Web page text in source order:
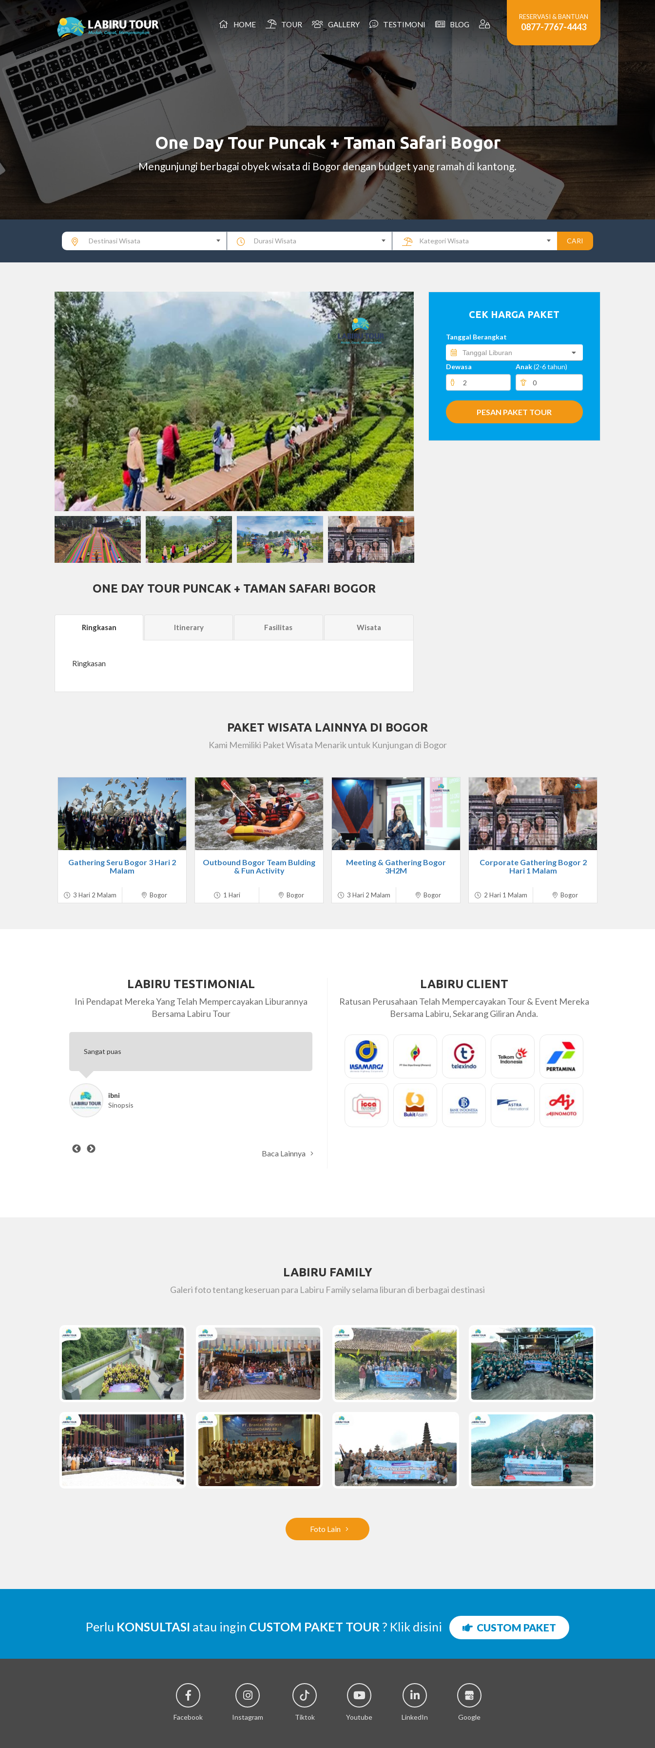
HOME TOUR GALLERY TESTIMONI BLOG
RESERVASI & BANTUAN
0877-7767-4443
One Day Tour Puncak + Taman Safari Bogor
Mengunjungi berbagai obyek wisata di Bogor dengan budget yang ramah di kantong.
Destinasi Wisata Durasi Wisata Kategori Wisata CARI
ONE DAY TOUR PUNCAK + TAMAN SAFARI BOGOR
Ringkasan Itinerary Fasilitas Wisata
Ringkasan
CEK HARGA PAKET
Tanggal Berangkat
Dewasa Anak(2-6 tahun)
PESAN PAKET TOUR
PAKET WISATA LAINNYA DI BOGOR
Kami Memiliki Paket Wisata Menarik untuk Kunjungan di Bogor
Gathering Seru Bogor 3 Hari 2
Malam
3 Hari 2 Malam Bogor
Outbound Bogor Team Bulding
& Fun Activity
1 Hari Bogor
Meeting & Gathering Bogor
3H2M
3 Hari 2 Malam Bogor
Corporate Gathering Bogor 2
Hari 1 Malam
2 Hari 1 Malam Bogor
LABIRU TESTIMONIAL
Ini Pendapat Mereka Yang Telah Mempercayakan Liburannya
Bersama Labiru Tour
Saya merasa senang ikut Labiru Tour, pak sopirnya ramah baik dan
Terima kasih Labiru...
Terima kasih Labiru ... kami sanagat puas dengan handling tour kami ...
Tour Leadernya sangat profesional dan care .... Semoga bisa
bekerjasama lagi di...
Munir
BPFK Makassar
Baca Lainnya
LABIRU CLIENT
Ratusan Perusahaan Telah Mempercayakan Tour & Event Mereka
Bersama Labiru, Sekarang Giliran Anda.
LABIRU FAMILY
Galeri foto tentang keseruan para Labiru Family selama liburan di berbagai destinasi
Foto Lain
Perlu KONSULTASI atau ingin CUSTOM PAKET TOUR ? Klik disini CUSTOM PAKET
Facebook Instagram Tiktok Youtube LinkedIn Google